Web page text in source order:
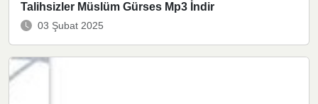
Talihsizler Müslüm Gürses Mp3 İndir
03 Şubat 2025